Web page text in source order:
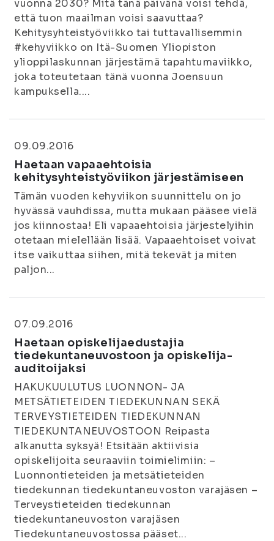
vuonna 2030? Mitä tänä päivänä voisi tehdä,
että tuon maailman voisi saavuttaa?
Kehitysyhteistyöviikko tai tuttavallisemmin
#kehyviikko on Itä-Suomen Yliopiston
ylioppilaskunnan järjestämä tapahtumaviikko,
joka toteutetaan tänä vuonna Joensuun
kampuksella....
09.09.2016
Haetaan vapaaehtoisia
kehitysyhteistyöviikon järjestämiseen
Tämän vuoden kehyviikon suunnittelu on jo
hyvässä vauhdissa, mutta mukaan pääsee vielä
jos kiinnostaa! Eli vapaaehtoisia järjestelyihin
otetaan mielellään lisää. Vapaaehtoiset voivat
itse vaikuttaa siihen, mitä tekevät ja miten
paljon...
07.09.2016
Haetaan opiskelijaedustajia
tiedekuntaneuvostoon ja opiskelija-
auditoijaksi
HAKUKUULUTUS LUONNON- JA
METSÄTIETEIDEN TIEDEKUNNAN SEKÄ
TERVEYSTIETEIDEN TIEDEKUNNAN
TIEDEKUNTANEUVOSTOON Reipasta
alkanutta syksyä! Etsitään aktiivisia
opiskelijoita seuraaviin toimielimiin: –
Luonnontieteiden ja metsätieteiden
tiedekunnan tiedekuntaneuvoston varajäsen –
Terveystieteiden tiedekunnan
tiedekuntaneuvoston varajäsen
Tiedekuntaneuvostossa pääset...